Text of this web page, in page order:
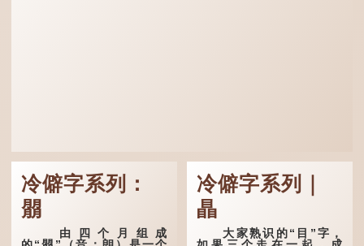
冷僻字系列：
朤
由四个月组成
冷僻字系列｜
瞐
大家熟识的“目”字，